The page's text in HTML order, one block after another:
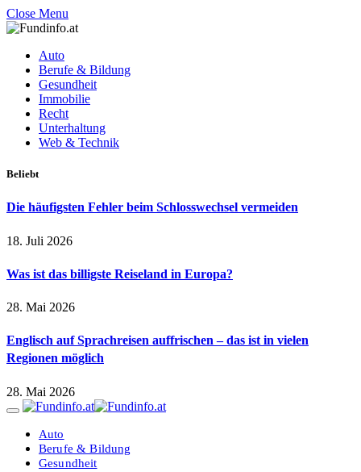
Close Menu
Auto
Berufe & Bildung
Gesundheit
Immobilie
Recht
Unterhaltung
Web & Technik
Beliebt
Die häufigsten Fehler beim Schlosswechsel vermeiden
18. Juli 2026
Was ist das billigste Reiseland in Europa?
28. Mai 2026
Englisch auf Sprachreisen auffrischen – das ist in vielen
Regionen möglich
28. Mai 2026
Auto
Berufe & Bildung
Gesundheit